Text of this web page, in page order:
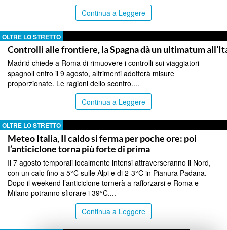
Continua a Leggere
OLTRE LO STRETTO
Controlli alle frontiere, la Spagna dà un ultimatum
Madrid chiede a Roma di rimuovere i controlli sui viaggiatori
spagnoli entro il 9 agosto, altrimenti adotterà misure
proporzionate. Le ragioni dello scontro....
Continua a Leggere
OLTRE LO STRETTO
Meteo Italia, Il caldo si ferma per poche ore: poi
l’anticiclone torna più forte di prima
Il 7 agosto temporali localmente intensi attraverseranno il Nord,
con un calo fino a 5°C sulle Alpi e di 2-3°C in Pianura Padana.
Dopo il weekend l’anticiclone tornerà a rafforzarsi e Roma e
Milano potranno sfiorare i 39°C....
Continua a Leggere